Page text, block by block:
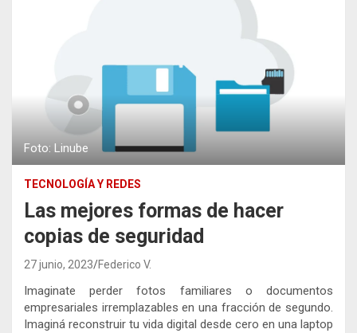
Foto: Linube
TECNOLOGÍA Y REDES
Las mejores formas de hacer
copias de seguridad
27 junio, 2023 Federico V.
Imaginate perder fotos familiares o documentos
empresariales irremplazables en una fracción de segundo.
Imaginá reconstruir tu vida digital desde cero en una laptop